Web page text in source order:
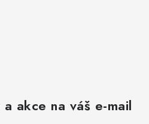
akce na váš e-mail